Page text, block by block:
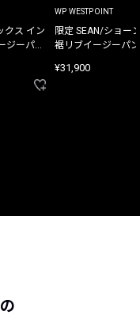
クス イン
ジーパン
WP WESTPOINT
限定 SEAN/ショー
裾リブイージーパ
¥31,900